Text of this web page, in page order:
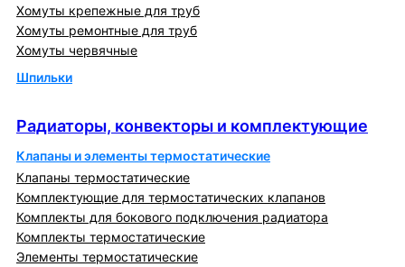
Хомуты крепежные для труб
Хомуты ремонтные для труб
Хомуты червячные
Шпильки
Радиаторы, конвекторы и комплектующие
Клапаны и элементы термостатические
Клапаны термостатические
Комплектующие для термостатических клапанов
Комплекты для бокового подключения радиатора
Комплекты термостатические
Элементы термостатические